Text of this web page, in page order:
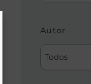
Autor
Todos